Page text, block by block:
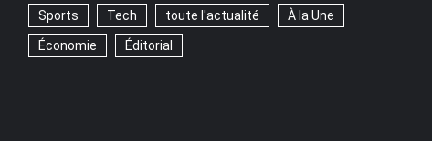
Sports Tech toute l'actualité À la Une
Économie Éditorial